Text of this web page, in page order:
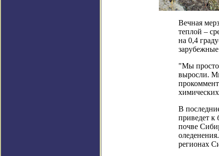
Вечная
теплой –
на 0,4
"Мы просто
выросли.
В
приведет к
почве
регионах